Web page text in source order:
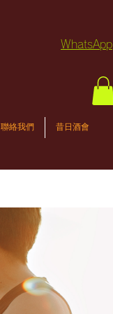
WhatsApp
聯絡我們 昔日酒會